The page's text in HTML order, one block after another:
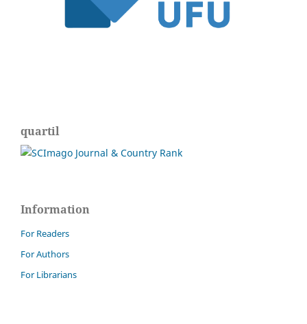
quartil
Information
For Readers
For Authors
For Librarians